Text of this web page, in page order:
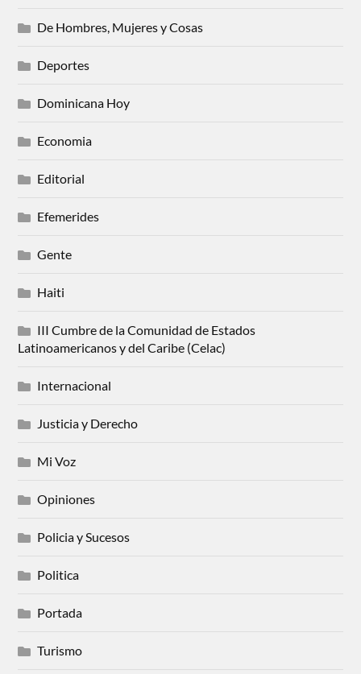
De Hombres, Mujeres y Cosas
Deportes
Dominicana Hoy
Economia
Editorial
Efemerides
Gente
Haiti
III Cumbre de la Comunidad de Estados
Latinoamericanos y del Caribe (Celac)
Internacional
Justicia y Derecho
Mi Voz
Opiniones
Policia y Sucesos
Politica
Portada
Turismo